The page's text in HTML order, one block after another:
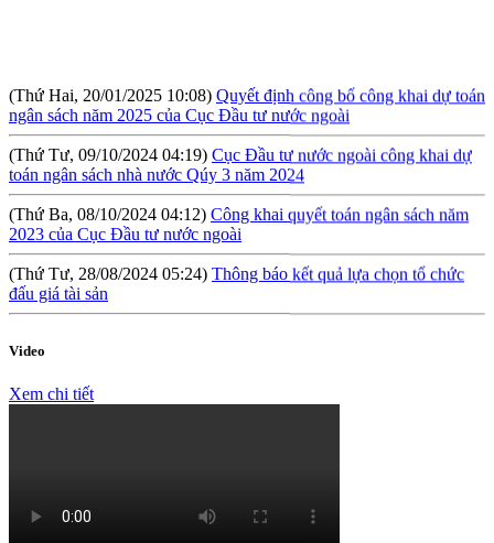
ngân sách năm 2025 của Cục Đầu tư nước ngoài
(Thứ Tư, 09/10/2024 04:19)Cục Đầu tư nước ngoài công khai dự
toán ngân sách nhà nước Qúy 3 năm 2024
(Thứ Ba, 08/10/2024 04:12)Công khai quyết toán ngân sách năm
2023 của Cục Đầu tư nước ngoài
(Thứ Tư, 28/08/2024 05:24)Thông báo kết quả lựa chọn tổ chức
đấu giá tài sản
(Thứ Sáu, 09/08/2024 10:57)Hội thảo: Cơ chế khuyến khích đầu tư
sách Quý I năm 2024
quyết toán ngân sách năm 2022 của Cục Đầu tư nước ngoài
Video
Xem chi tiết